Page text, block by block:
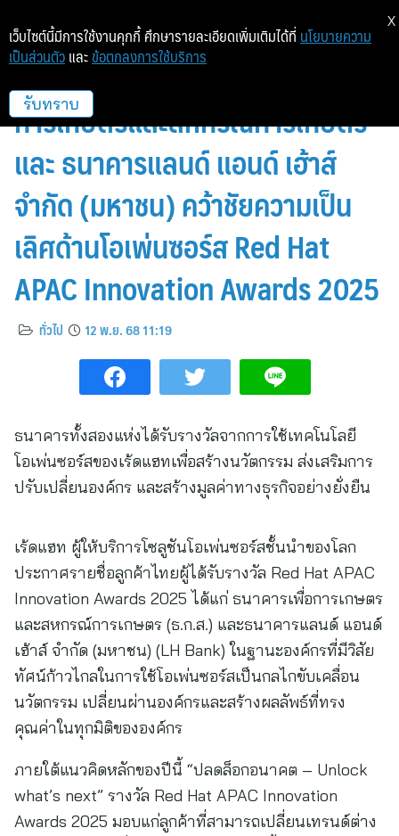
เร้ดแฮท ประกาศ ธนาคารเพื่อ
การเกษตรและสหกรณ์การเกษตร
และ ธนาคารแลนด์ แอนด์ เฮ้าส์
จำกัด (มหาชน) คว้าชัยความเป็น
เลิศด้านโอเพ่นซอร์ส Red Hat
APAC Innovation Awards 2025
ทั่วไป 12 พ.ย. 68 11:19
ธนาคารทั้งสองแห่งได้รับรางวัลจากการใช้เทคโนโลยี
โอเพ่นซอร์สของเร้ดแฮทเพื่อสร้างนวัตกรรม ส่งเสริมการ
ปรับเปลี่ยนองค์กร และสร้างมูลค่าทางธุรกิจอย่างยั่งยืน
เร้ดแฮท ผู้ให้บริการโซลูชันโอเพ่นซอร์สชั้นนำของโลก
ประกาศรายชื่อลูกค้าไทยผู้ได้รับรางวัล Red Hat APAC
Innovation Awards 2025 ได้แก่ ธนาคารเพื่อการเกษตร
และสหกรณ์การเกษตร (ธ.ก.ส.) และธนาคารแลนด์ แอนด์
เฮ้าส์ จำกัด (มหาชน) (LH Bank) ในฐานะองค์กรที่มีวิสัย
ทัศน์ก้าวไกลในการใช้โอเพ่นซอร์สเป็นกลไกขับเคลื่อน
นวัตกรรม เปลี่ยนผ่านองค์กรและสร้างผลลัพธ์ที่ทรง
คุณค่าในทุกมิติขององค์กร
ภายใต้แนวคิดหลักของปีนี้ “ปลดล็อกอนาคต – Unlock
what’s next” รางวัล Red Hat APAC Innovation
Awards 2025 มอบแก่ลูกค้าที่สามารถเปลี่ยนเทรนด์ต่าง
เว็บไซต์นี้มีการใช้งานคุกกี้ ศึกษารายละเอียดเพิ่มเติมได้ที่ นโยบายความ
เป็นส่วนตัว และ ข้อตกลงการใช้บริการ
รับทราบ
X